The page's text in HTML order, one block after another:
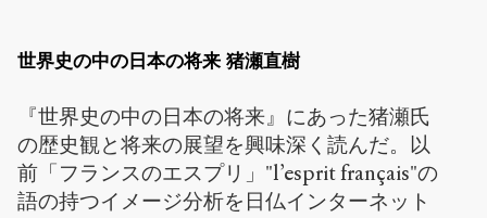
Commons
Attribution-
NonCommercial-
ShareAlike 4.0
International
世界史の中の日本の将来 猪瀬直樹
『世界史の中の日本の将来』にあった猪瀬氏
の歴史観と将来の展望を興味深く読んだ。以
前「フランスのエスプリ」"l’esprit français"の
語の持つイメージ分析を日仏インターネット